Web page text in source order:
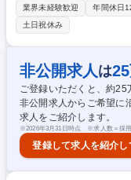
から、ＤＸ・ＡＩを活用
く担当。 ・経理・会計業務（決算、工場会計、予実・資金管理等） ・業
務プロセス改善（ＤＸ・
定の基礎業務等） ・内部
がら、業務改善や周囲と
にはチームを牽引する役割を担って
理（未経験歓迎）/経理・
業界未経験歓迎 年間休日
土日祝休み
非公開求人 は25
ご登録いただくと、約25
非公開求人からご希望に
求人をご紹介します。
※2026年3月31日時点 ※求人数＝採
登録して求人を紹介し